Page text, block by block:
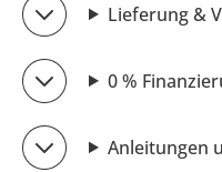
Lieferung &
0 %
Anleitungen